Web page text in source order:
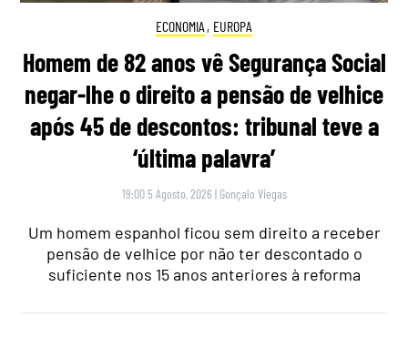
ECONOMIA , EUROPA
Homem de 82 anos vê Segurança Social
negar-lhe o direito a pensão de velhice
após 45 de descontos: tribunal teve a
‘última palavra’
19:00 5 Agosto, 2026 | Gonçalo Viegas
Um homem espanhol ficou sem direito a receber
pensão de velhice por não ter descontado o
suficiente nos 15 anos anteriores à reforma